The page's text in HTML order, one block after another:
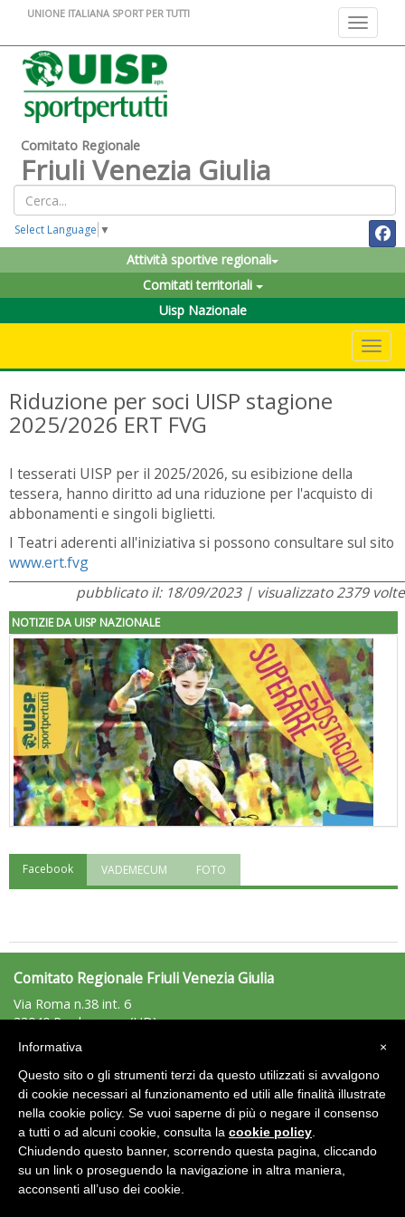
Toggle
UNIONE ITALIANA SPORT PER TUTTI
Comitato Regionale
Friuli Venezia Giulia
Select Language ▼
Attività sportive regionali
Comitati territoriali
Uisp Nazionale
Riduzione per soci UISP stagione
2025/2026 ERT FVG
I tesserati UISP per il 2025/2026, su esibizione della
tessera, hanno diritto ad una riduzione per l'acquisto di
abbonamenti e singoli biglietti.
I Teatri aderenti all'iniziativa si possono consultare sul sito
www.ert.fvg
pubblicato il: 18/09/2023 | visualizzato 2379 volte
NOTIZIE DA UISP NAZIONALE
"Superare gli ostacoli": la relazione di Tiziano Pesce al CN Uisp
Luglio 2026: "Pensando con i piedi, si possono fare le
rivoluzioni"
Facebook VADEMECUM FOTO
Comitato Regionale Friuli Venezia Giulia
Via Roma n.38 int. 6
33040 Pradamano. (UD)
Tel: 0432/640154 - Fax: 0432/641853
C.F.: 94019050304
Area Riservata 2.0
×
Informativa
Questo sito o gli strumenti terzi da questo utilizzati si avvalgono
di cookie necessari al funzionamento ed utili alle finalità illustrate
nella cookie policy. Se vuoi saperne di più o negare il consenso
a tutti o ad alcuni cookie, consulta la cookie policy
Chiudendo questo banner, scorrendo questa pagina, cliccando
su un link o proseguendo la navigazione in altra maniera,
acconsenti all’uso dei cookie.